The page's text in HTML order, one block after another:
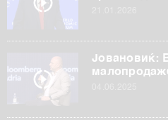
Јовановиќ: